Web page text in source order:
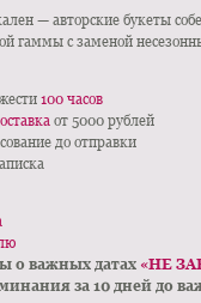
— авторские букеты
гаммы с заменой
100 часов
от 5000 рублей
до отправки
о важных датах «НЕ
за 10 дней до